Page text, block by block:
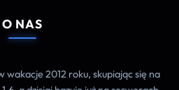
O NAS
wakacje 2012 roku, skupiając się na